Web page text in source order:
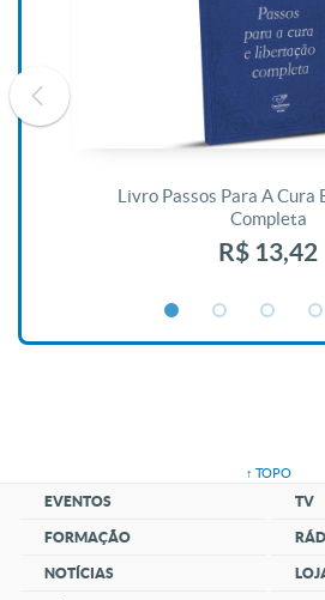
Livro Passos Para A Cura
Completa
R$ 13,42
↑ TOPO
EVENTOS
FORMAÇÃO
NOTÍCIAS
TV